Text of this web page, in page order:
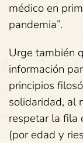
médico en
pandemia”.
Urge también
información
principios
solidaridad, al
respetar la fila
(por edad y